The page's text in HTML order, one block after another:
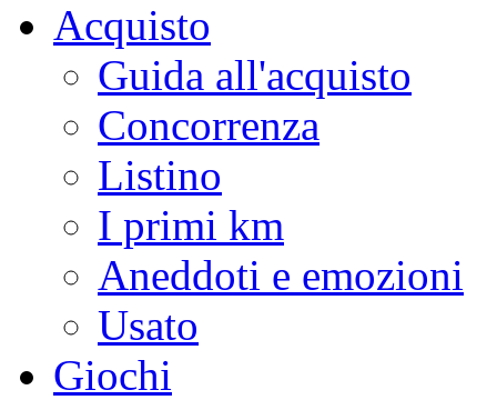
Acquisto
Guida all'acquisto
Concorrenza
Listino
I primi km
Aneddoti e emozioni
Usato
Giochi